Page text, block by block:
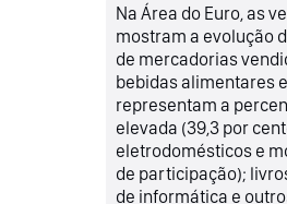
Na Área do Euro, as
mostram a evolução
de mercadorias
bebidas alimentares
representam a
elevada (39,3 por
eletrodomésticos e
de participação);
de informática e